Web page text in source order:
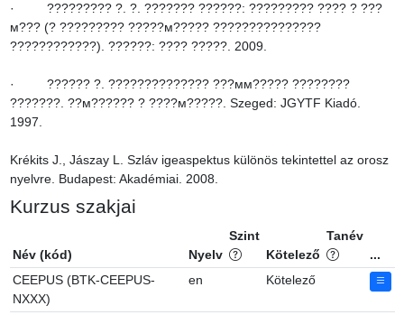
·         ????????? ?. ?. ??????? ??????: ????????? ???? ? ???
м??? (? ????????? ?????м????? ???????????????
????????????). ??????: ???? ?????. 2009.
·         ?????? ?. ?????????????? ???мм????? ????????
???????. ??м?????? ? ????м?????. Szeged: JGYTF Kiadó.
1997.
Krékits J., Jászay L. Szláv igeaspektus különös tekintettel az orosz
nyelvre. Budapest: Akadémiai. 2008.
Kurzus szakjai
Név (kód) Nyelv
Szint
Kötelező
Tanév
...
CEEPUS (BTK-CEEPUS-
NXXX)
en Kötelező